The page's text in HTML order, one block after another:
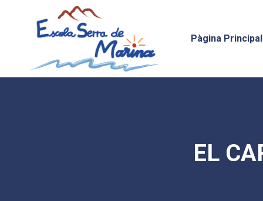
contingut
Pàgina Principal
EL